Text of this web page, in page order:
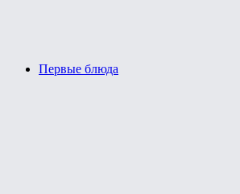
Первые блюда